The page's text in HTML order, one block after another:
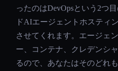
ったのはDevOpsという2つ
ドAIエージェントホスティ
させてくれます。エージェ
ー、コンテナ、クレデンシ
るので、あなたはそのどれ